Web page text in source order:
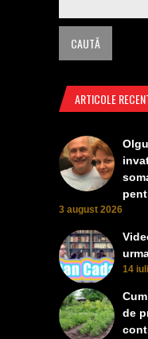
ARTICOLE
3 august 2026
14
de